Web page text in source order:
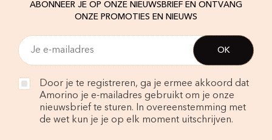
ABONNEER JE OP ONZE NIEUWSBRIEF EN ONTVANG
ONZE PROMOTIES EN NIEUWS
Door je te registreren, ga je ermee akkoord dat
Amorino je e-mailadres gebruikt om je onze
nieuwsbrief te sturen. In overeenstemming met
de wet kun je je op elk moment uitschrijven.